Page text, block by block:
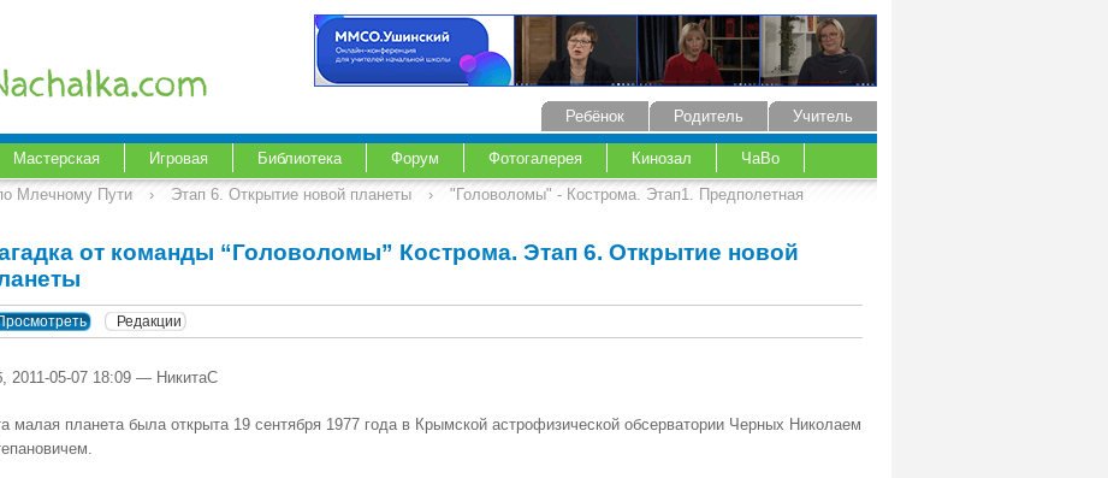
Учитель
Родитель
Ребёнок
Мастерская Игровая Библиотека Форум Фотогалерея Кинозал
ЧаВо
Млечному Пути › Этап 6. Открытие новой планеты ›
"Головоломы" - Кострома. Этап1. Предполетная
от команды “Головоломы” Кострома. Этап 6. Открытие новой
Редакции
2011-05-07 18:09 — НикитаС
малая планета была открыта 19 сентября 1977 года в Крымской астрофизической обсерватории Черных Николаем